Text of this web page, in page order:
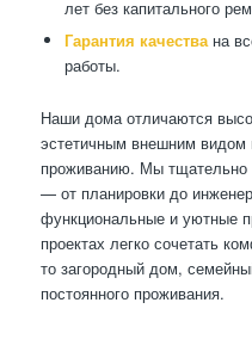
лет без капитального
Гарантия качествана
работы.
Наши дома отличаются
эстетичным внешним видом
проживанию. Мы
— от планировки до
функциональные и уютные
проектах легко сочетать
то загородный дом,
постоянного проживания.